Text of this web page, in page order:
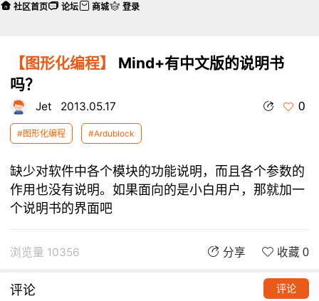
【图形化编程】
Mind+有中文版的说明书
吗？
Jet 2013.05.17 0
#图形化编程 #Ardublock
缺少对软件中各个模块的功能说明，而且各个参数的
作用也没有说明。如果面向的是小白用户，那就加一
个说明书的界面吧
浏览量 10356 分享 收藏 0
评论 评论
社区首页 论坛 商城 登录